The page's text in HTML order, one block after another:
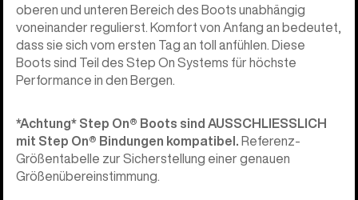
oberen und unteren Bereich des Boots unabhängig
voneinander regulierst. Komfort von Anfang an bedeutet,
dass sie sich vom ersten Tag an toll anfühlen. Diese
Boots sind Teil des Step On Systems für höchste
Performance in den Bergen.
*Achtung* Step On®︎ Boots sind AUSSCHLIESSLICH
mit Step On®︎ Bindungen kompatibel. Referenz-
Größentabelle zur Sicherstellung einer genauen
Größenübereinstimmung.